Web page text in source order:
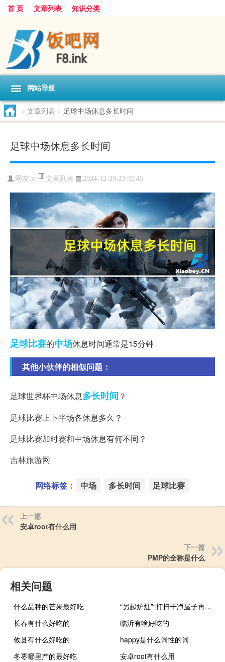
首 页 文章列表 知识分类
网站导航
> 文章列表 > 足球中场休息多长时间
足球中场休息多长时间
网友:zr 文章列表 2024-12-29 23:32:45
足球比赛的中场休息时间通常是15分钟
其他小伙伴的相似问题：
足球世界杯中场休息多长时间 ？
足球比赛上下半场各休息多久？
足球比赛加时赛和中场休息有何不同？
吉林旅游网
网络标签： 中场 多长时间 足球比赛
上一篇
安卓root有什么用
下一篇
PMP的全称是什么
相关问题
什么品种的芒果最好吃
“另起炉灶”“打扫干净屋子再请客”“一边倒”分别是什么意思？
长春有什么好吃的
临沂有啥好吃的
攸县有什么好吃的
happy是什么词性的词
冬枣哪里产的最好吃
安卓root有什么用